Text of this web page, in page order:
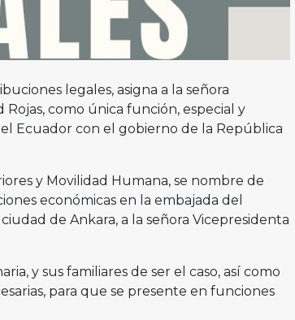
legales, asigna a la señora
como única función, especial y
Ecuador con el gobierno de la República
y Movilidad Humana, se nombre de
económicas en la embajada del
de Ankara, a la señora Vicepresidenta
y sus familiares de ser el caso, así como
para que se presente en funciones